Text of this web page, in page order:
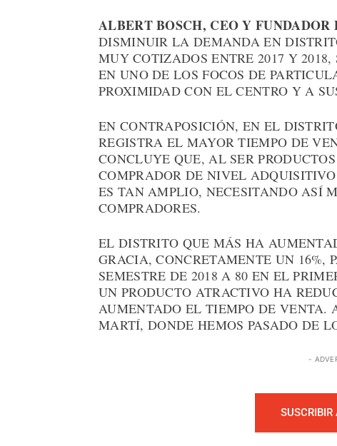
ALBERT BOSCH, CEO Y FUNDADOR
DISMINUIR LA DEMANDA EN
MUY COTIZADOS ENTRE 2017 Y
EN UNO DE LOS FOCOS DE
PROXIMIDAD CON EL CENTRO Y A
EN CONTRAPOSICIÓN, EN EL
REGISTRA EL MAYOR TIEMPO DE
CONCLUYE QUE, AL SER
COMPRADOR DE NIVEL
ES TAN AMPLIO, NECESITANDO ASÍ
COMPRADORES.
EL DISTRITO QUE MÁS HA
GRACIA, CONCRETAMENTE UN 16%,
SEMESTRE DE 2018 A 80 EN EL
UN PRODUCTO ATRACTIVO HA
AUMENTADO EL TIEMPO DE VENTA.
MARTÍ, DONDE HEMOS PASADO DE
-
SUSCRIBIR